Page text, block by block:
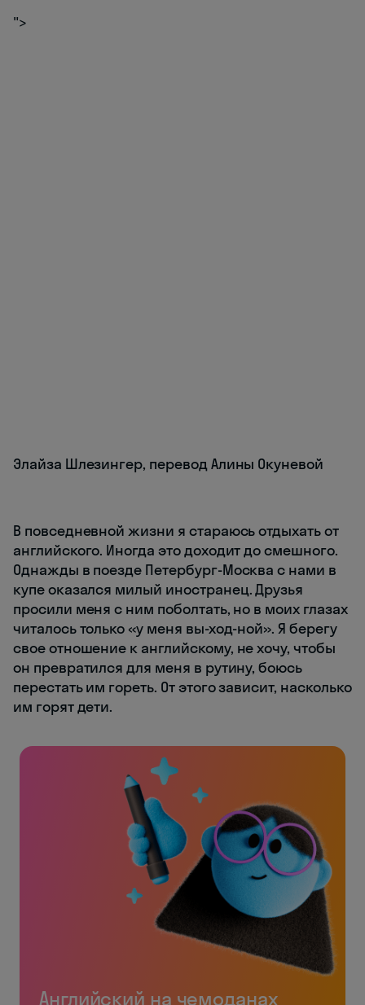
">
Элайза Шлезингер, перевод Алины Окуневой
В повседневной жизни я стараюсь отдыхать от
английского. Иногда это доходит до смешного.
Однажды в поезде Петербург-Москва с нами в
купе оказался милый иностранец. Друзья
просили меня с ним поболтать, но в моих глазах
читалось только «у меня вы-ход-ной». Я берегу
свое отношение к английскому, не хочу, чтобы
он превратился для меня в рутину, боюсь
перестать им гореть. От этого зависит, насколько
им горят дети.
Английский на чемоданах